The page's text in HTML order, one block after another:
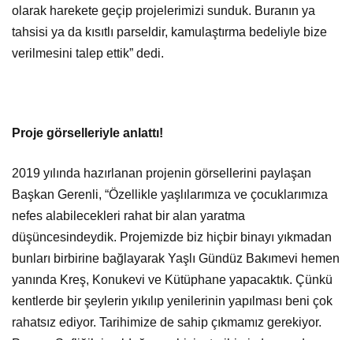
olarak harekete geçip projelerimizi sunduk. Buranın ya
tahsisi ya da kısıtlı parseldir, kamulaştırma bedeliyle bize
verilmesini talep ettik” dedi.
Proje görselleriyle anlattı!
2019 yılında hazırlanan projenin görsellerini paylaşan
Başkan Gerenli, “Özellikle yaşlılarımıza ve çocuklarımıza
nefes alabilecekleri rahat bir alan yaratma
düşüncesindeydik. Projemizde biz hiçbir binayı yıkmadan
bunları birbirine bağlayarak Yaşlı Gündüz Bakımevi hemen
yanında Kreş, Konukevi ve Kütüphane yapacaktık. Çünkü
kentlerde bir şeylerin yıkılıp yenilerinin yapılması beni çok
rahatsız ediyor. Tarihimize de sahip çıkmamız gerekiyor.